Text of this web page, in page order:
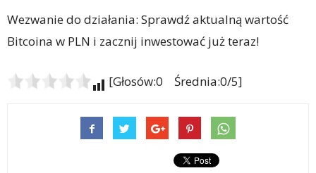
Wezwanie do działania: Sprawdź aktualną wartość
Bitcoina w PLN i zacznij inwestować już teraz!
[Głosów:0 Średnia:0/5]